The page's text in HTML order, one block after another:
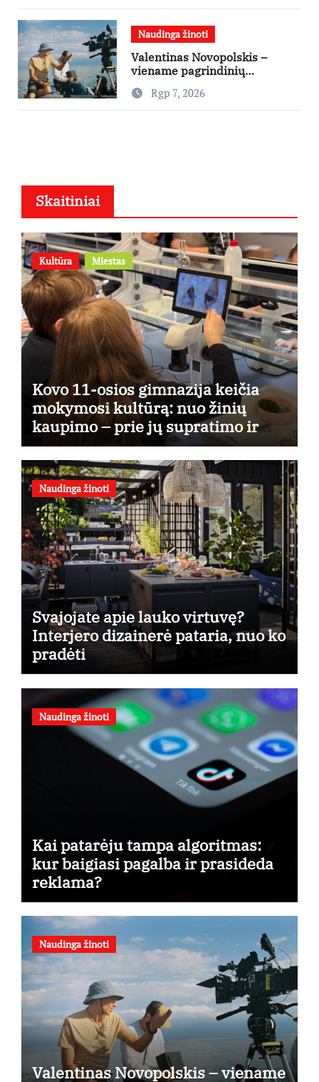
Naudinga žinoti
Valentinas Novopolskis –
viename pagrindinių
vaidmenų penkių šalių filme
„Nugalėtoja“: Lietuvos kino
teatruose – nuo rugpjūčio 7-
Rgp 7, 2026
Skaitiniai
Kultūra Miestas
Kovo 11-osios gimnazija keičia
mokymosi kultūrą: nuo žinių
kaupimo – prie jų supratimo ir
taikymo
Naudinga žinoti
Svajojate apie lauko virtuvę?
Interjero dizainerė pataria, nuo ko
pradėti
Naudinga žinoti
Kai patarėju tampa algoritmas:
kur baigiasi pagalba ir prasideda
reklama?
Naudinga žinoti
Valentinas Novopolskis – viename